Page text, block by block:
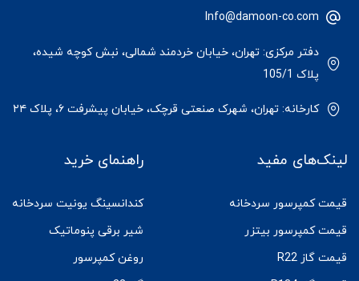
Info@damoon-co.com
دفتر مرکزی: تهران، خیابان خردمند شمالی، نبش کوچه شیده،
پلاک 105/1
کارخانه: تهران، شهرک صنعتی قرچک، خیابان پیشرفت ۶، پلاک ۲۴
لینک‌های مفید
قیمت کمپرسور سردخانه
قیمت کمپرسور بیتزر
قیمت گاز R22
راهنمای خرید
کندانسینگ یونیت سردخانه
شیر برقی پنوماتیک
روغن کمپرسور